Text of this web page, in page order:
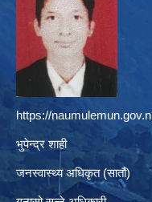
https://
भुपेन्द्र शाही
जनस्वास्थ्य अधिकृत (सातौं)